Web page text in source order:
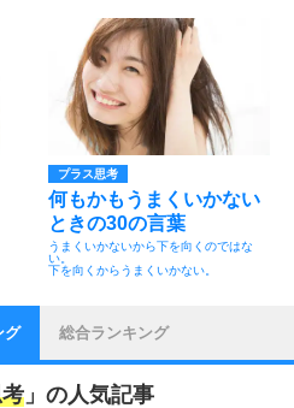
プラス思考
何もかもうまくいかない
ときの30の言葉
うまくいかないから下を向くのではな
い。
下を向くからうまくいかない。
グ 総合ランキング
」の人気記事